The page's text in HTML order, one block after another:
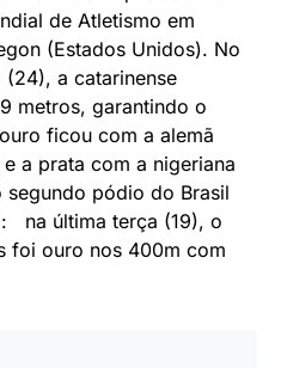
DE 2022 2 MINUTOS DE LEITURA
Google News
recebeu na madrugada
bronze conquistada no